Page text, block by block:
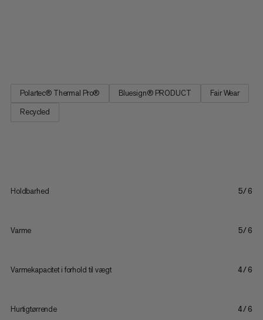
Polartec® Thermal Pro® Bluesign® PRODUCT
Fair Wear
Recycled
Holdbarhed 5/6
Varme 5/6
Varmekapacitet i forhold til vægt 4/6
Hurtigtørrende 4/6